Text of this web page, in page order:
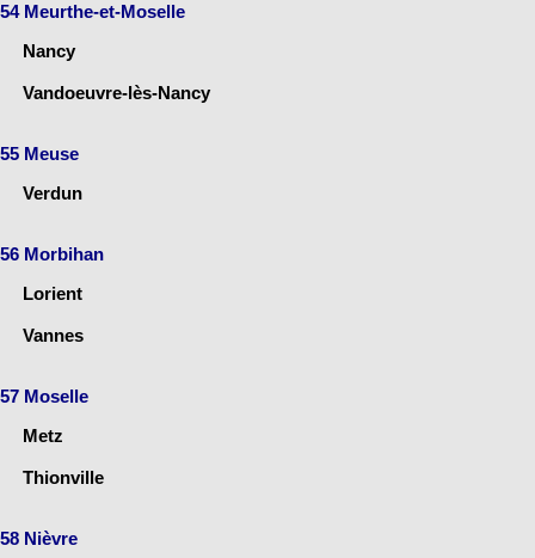
54 Meurthe-et-Moselle
Nancy
Vandoeuvre-lès-Nancy
55 Meuse
Verdun
56 Morbihan
Lorient
Vannes
57 Moselle
Metz
Thionville
58 Nièvre